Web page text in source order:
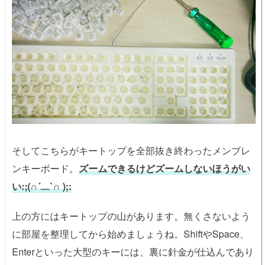
そしてこちらがキートップを全部抜き終わったメンブレ
ンキーボード。 ズームできるけどズームしないほうがい
い:;(∩´﹏`∩ );:
上の方にはキートップの山があります。無くさないよう
に部屋を整理してから始めましょうね。ShiftやSpace、
Enterといった大型のキーには、裏に針金が仕込んであり